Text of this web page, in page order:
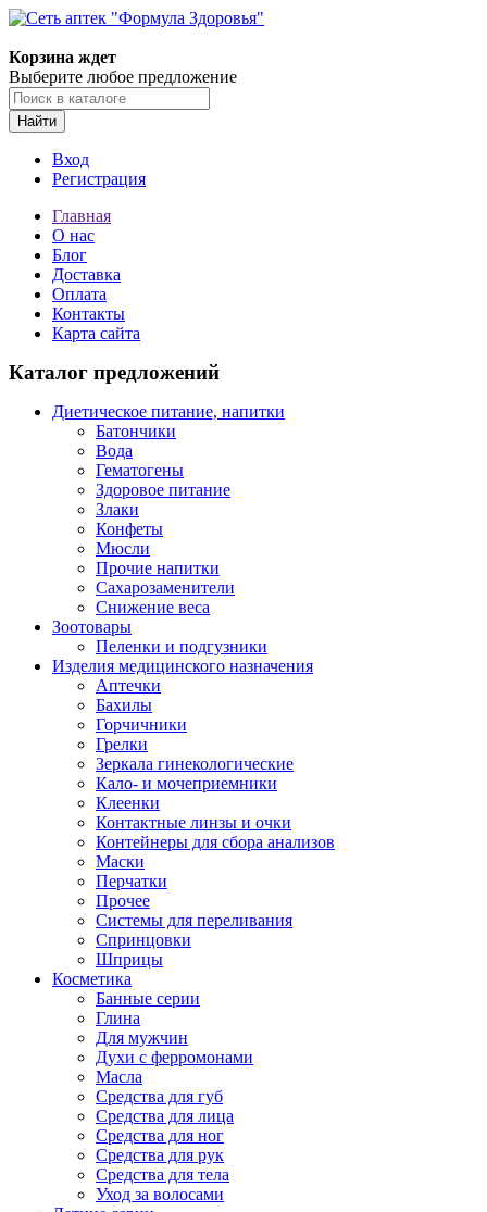
Корзина ждет
Выберите любое предложение
Найти
Вход
Регистрация
Главная
О нас
Блог
Доставка
Оплата
Контакты
Карта сайта
Каталог предложений
Диетическое питание, напитки
Батончики
Вода
Гематогены
Здоровое питание
Злаки
Конфеты
Мюсли
Прочие напитки
Сахарозаменители
Снижение веса
Зоотовары
Пеленки и подгузники
Изделия медицинского назначения
Аптечки
Бахилы
Горчичники
Грелки
Зеркала гинекологические
Кало- и мочеприемники
Клеенки
Контактные линзы и очки
Контейнеры для сбора анализов
Маски
Перчатки
Прочее
Системы для переливания
Спринцовки
Шприцы
Косметика
Банные серии
Глина
Для мужчин
Духи с ферромонами
Масла
Средства для губ
Средства для лица
Средства для ног
Средства для рук
Средства для тела
Уход за волосами